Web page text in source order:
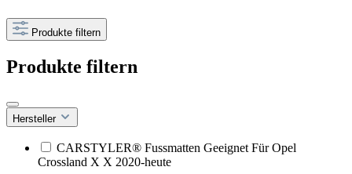
Produkte filtern
Produkte filtern
Hersteller
CARSTYLER® Fussmatten Geeignet Für Opel
Crossland X X 2020-heute